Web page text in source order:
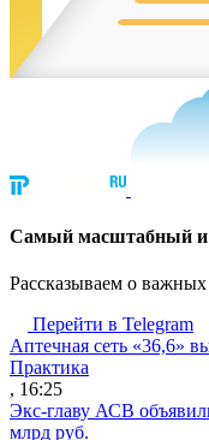
Cамый масштабный и
Рассказываем о
Перейти в Telegram
Аптечная сеть «36,6»
Практика
, 16:25
Экс-главу АСВ
млрд руб.